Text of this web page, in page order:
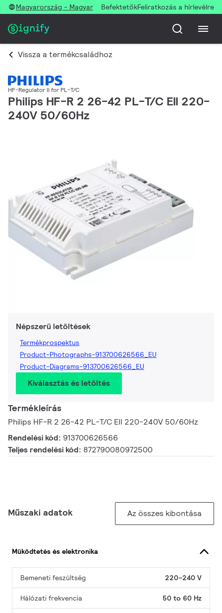
Magyarország - Magyar BefektetőkFeliratkozás a hírlevélre
Vissza a termékcsaládhoz
HF-Regulator II for PL-T/C
Philips HF-R 2 26-42 PL-T/C EII 220-
240V 50/60Hz
Népszerű letöltések
Termékprospektus
Product-Photographs-913700626566_EU
Product-Diagrams-913700626566_EU
Kiválasztás és letöltés
Termékleírás
Philips HF-R 2 26-42 PL-T/C EII 220-240V 50/60Hz
Rendelési kód: 913700626566
Teljes rendelési kód: 872790080972500
Műszaki adatok Az összes kibontása
Működtetés és elektronika
Bemeneti feszültség 220–240 V
Hálózati frekvencia 50 to 60 Hz